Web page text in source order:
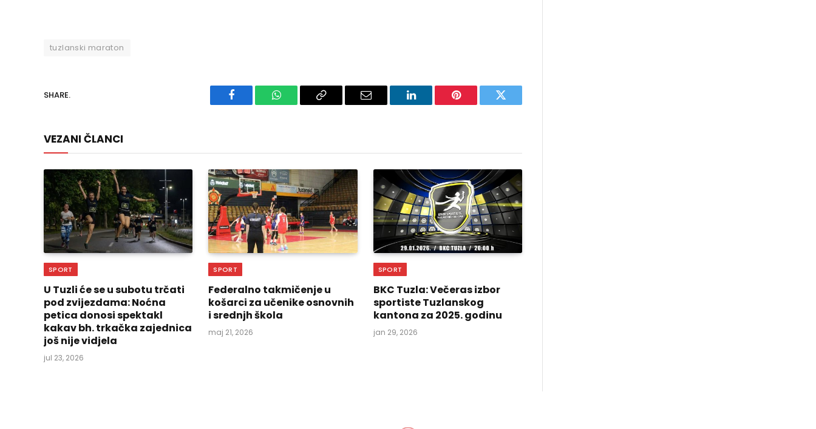
tuzlanski maraton
SHARE.
Facebook WhatsAppCopy
Email LinkedIn Pinterest Twitter
VEZANI ČLANCI
SPORT
U Tuzli će se u subotu trčati
pod zvijezdama: Noćna
petica donosi spektakl
kakav bh. trkačka zajednica
još nije vidjela
jul 23, 2026
SPORT
Federalno takmičenje u
košarci za učenike osnovnih
i srednjh škola
maj 21, 2026
SPORT
BKC Tuzla: Večeras izbor
sportiste Tuzlanskog
kantona za 2025. godinu
jan 29, 2026